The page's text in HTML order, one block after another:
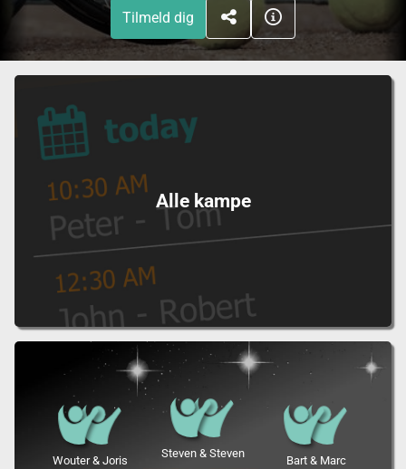
Tilmeld dig
Alle kampe
Steven & Steven
Wouter & Joris Bart & Marc